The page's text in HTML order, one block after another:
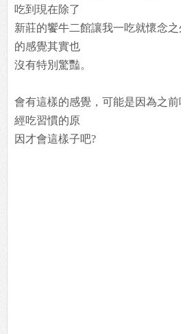
吃到現在除了
新莊的饗牛二館讓我一吃就懷念
的感覺其實也
沒有特別驚豔。
會有這樣的感覺，可能是因為之
經吃習慣的原
因才會這樣子吧?